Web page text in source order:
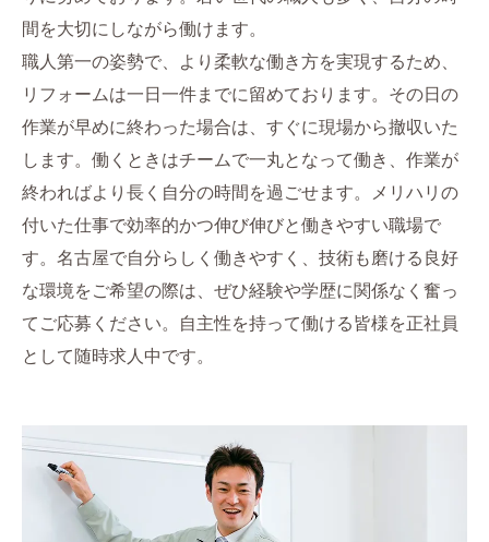
間を大切にしながら働けます。
職人第一の姿勢で、より柔軟な働き方を実現するため、
リフォームは一日一件までに留めております。その日の
作業が早めに終わった場合は、すぐに現場から撤収いた
します。働くときはチームで一丸となって働き、作業が
終わればより長く自分の時間を過ごせます。メリハリの
付いた仕事で効率的かつ伸び伸びと働きやすい職場で
す。名古屋で自分らしく働きやすく、技術も磨ける良好
な環境をご希望の際は、ぜひ経験や学歴に関係なく奮っ
てご応募ください。自主性を持って働ける皆様を正社員
として随時求人中です。